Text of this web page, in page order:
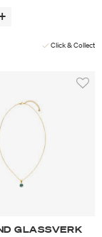
Click & Collect
GLASSVERK